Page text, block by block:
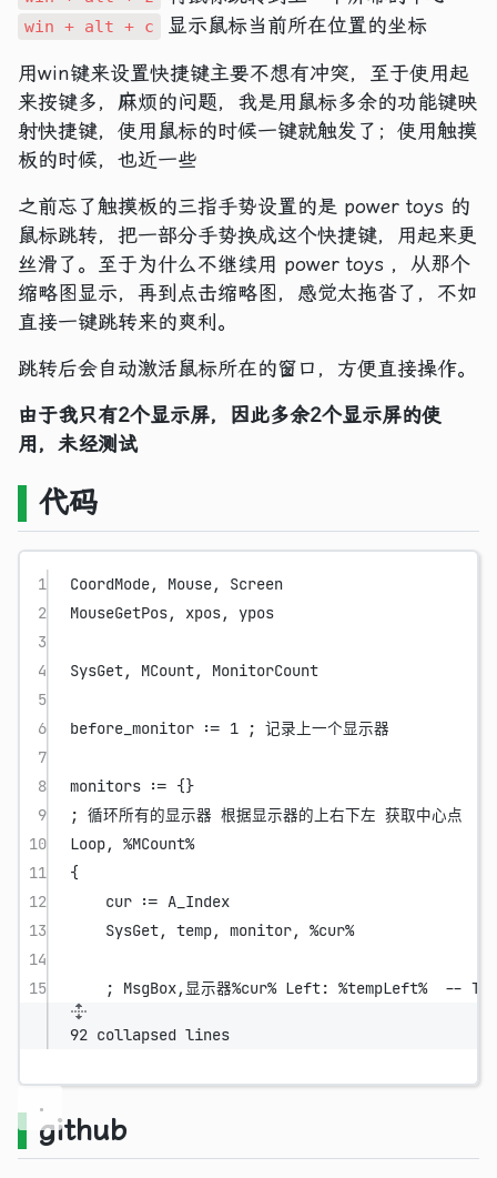
win + alt + c 显示鼠标当前所在位置的坐标
用win键来设置快捷键主要不想有冲突，至于使用起
来按键多，麻烦的问题，我是用鼠标多余的功能键映
射快捷键，使用鼠标的时候一键就触发了；使用触摸
板的时候，也近一些
之前忘了触摸板的三指手势设置的是 power toys 的
鼠标跳转，把一部分手势换成这个快捷键，用起来更
丝滑了。至于为什么不继续用 power toys ，从那个
缩略图显示，再到点击缩略图，感觉太拖沓了，不如
直接一键跳转来的爽利。
跳转后会自动激活鼠标所在的窗口，方便直接操作。
由于我只有2个显示屏，因此多余2个显示屏的使
用，未经测试
代码
1
CoordMode, Mouse, Screen
2
MouseGetPos, xpos, ypos
3
4
SysGet, MCount, MonitorCount
5
6
before_monitor := 1 ; 记录上一个显示器
7
8
monitors := {}
9
; 循环所有的显示器 根据显示器的上右下左 获取中心点
10
Loop, %MCount%
11
{
12
cur := A_Index
13
SysGet, temp, monitor, %cur%
14
15
; MsgBox,显示器%cur% Left: %tempLeft%  --
92 collapsed lines
github